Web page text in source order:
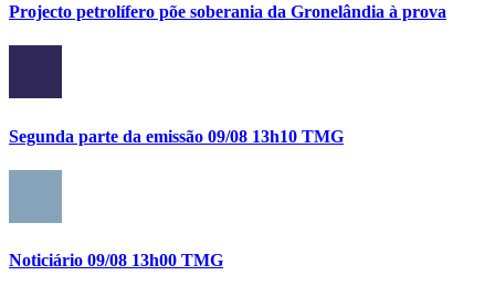
Projecto petrolífero põe soberania da Gronelândia à prova
Segunda parte da emissão 09/08 13h10 TMG
Noticiário 09/08 13h00 TMG